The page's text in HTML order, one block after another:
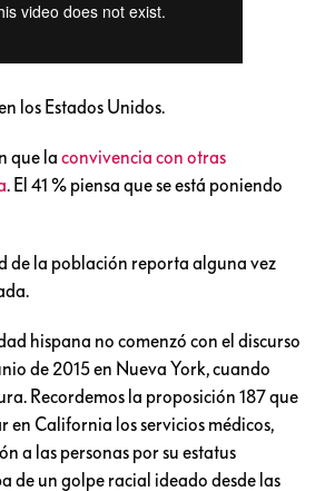
los Estados Unidos.
que la convivencia con otras
. El 41 % piensa que se está poniendo
de la población reporta alguna vez
hispana no comenzó con el discurso
de 2015 en Nueva York, cuando
Recordemos la proposición 187 que
en California los servicios médicos,
a las personas por su estatus
de un golpe racial ideado desde las